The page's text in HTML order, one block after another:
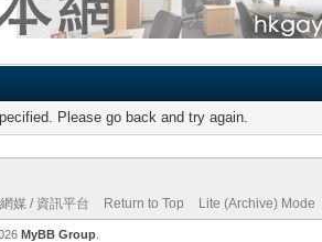
Please go back and try again.
媒 / 資訊平台 Return to Top Lite (Archive) Mode
MyBB Group